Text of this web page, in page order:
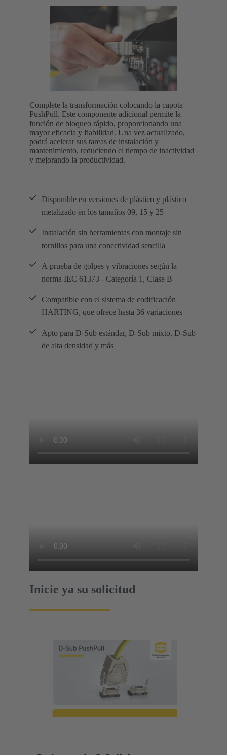
Complete la transformación colocando la capota
PushPull. Este componente adicional permite la
función de bloqueo rápido, proporcionando una
mayor eficacia y fiabilidad. Una vez actualizado,
podrá acelerar sus tareas de instalación y
mantenimiento, reduciendo el tiempo de inactividad
y mejorando la productividad.
Disponible en versiones de plástico y plástico
metalizado en los tamaños 09, 15 y 25
Instalación sin herramientas con montaje sin
tornillos para una conectividad sencilla
A prueba de golpes y vibraciones según la
norma IEC 61373 - Categoría 1, Clase B
Compatible con el sistema de codificación
HARTING, que ofrece hasta 36 variaciones
Apto para D-Sub estándar, D-Sub mixto, D-Sub
de alta densidad y más
Inicie ya su solicitud